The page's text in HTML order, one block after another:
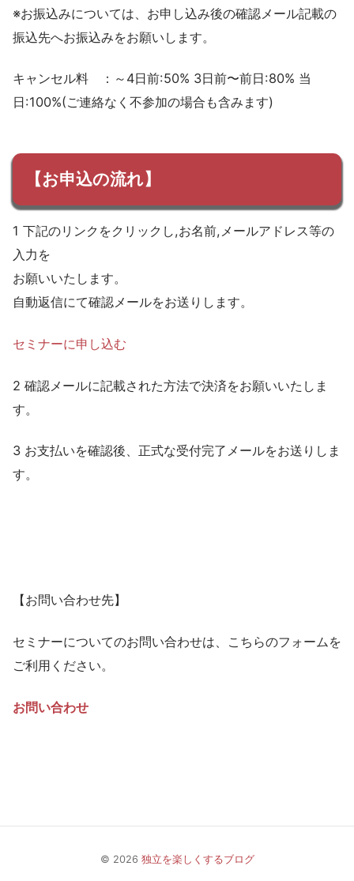
※お振込みについては、お申し込み後の確認メール記載の
振込先へお振込みをお願いします。
キャンセル料 ：～4日前:50% 3日前〜前日:80% 当
日:100%(ご連絡なく不参加の場合も含みます)
【お申込の流れ】
1 下記のリンクをクリックし,お名前,メールアドレス等の
入力を
お願いいたします。
自動返信にて確認メールをお送りします。
セミナーに申し込む
2 確認メールに記載された方法で決済をお願いいたしま
す。
3 お支払いを確認後、正式な受付完了メールをお送りしま
す。
【お問い合わせ先】
セミナーについてのお問い合わせは、こちらのフォームを
ご利用ください。
お問い合わせ
© 2026 独立を楽しくするブログ